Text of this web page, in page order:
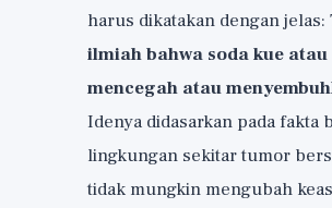
harus dikatakan dengan jelas:
ilmiah bahwa soda kue
mencegah atau
Idenya didasarkan pada fakta
lingkungan sekitar tumor
tidak mungkin mengubah